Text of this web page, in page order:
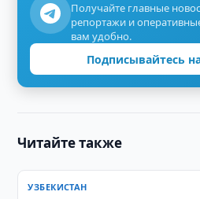
Получайте главные
репортажи и
вам удобно.
Подписывайтесь
Читайте также
УЗБЕКИСТАН